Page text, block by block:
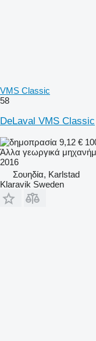
VMS Classic
58
DeLaval VMS Classic
9,12 €
Άλλα γεωργικά
2016
Σουηδία, Karlstad
Klaravik Sweden